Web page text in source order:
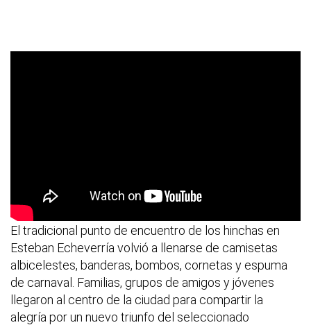
El tradicional punto de encuentro de los hinchas en
Esteban Echeverría volvió a llenarse de camisetas
albicelestes, banderas, bombos, cornetas y espuma
de carnaval. Familias, grupos de amigos y jóvenes
llegaron al centro de la ciudad para compartir la
alegría por un nuevo triunfo del seleccionado